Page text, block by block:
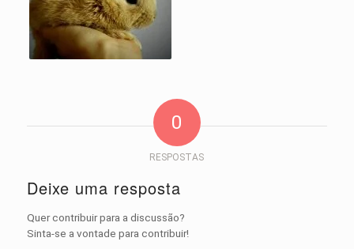
0
RESPOSTAS
Deixe uma resposta
Quer contribuir para a discussão?
Sinta-se a vontade para contribuir!